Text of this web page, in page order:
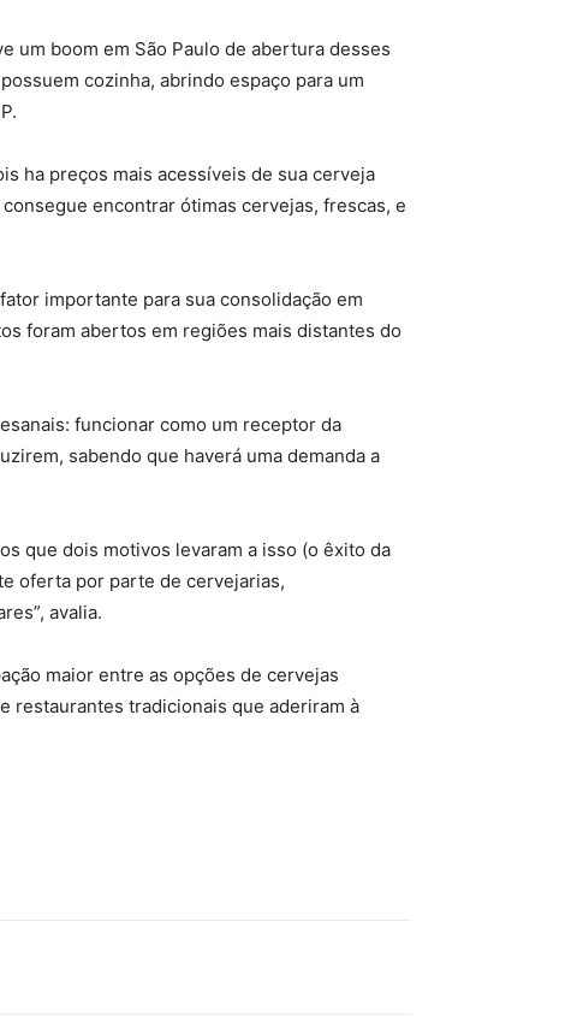
um boom em São Paulo de abertura desses
cozinha, abrindo espaço para um
ha preços mais acessíveis de sua cerveja
encontrar ótimas cervejas, frescas, e
importante para sua consolidação em
foram abertos em regiões mais distantes do
funcionar como um receptor da
sabendo que haverá uma demanda a
que dois motivos levaram a isso (o êxito da
oferta por parte de cervejarias,
avalia.
maior entre as opções de cervejas
restaurantes tradicionais que aderiram à